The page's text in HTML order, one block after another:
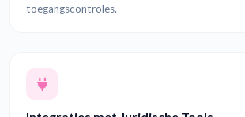
toegangscontroles.